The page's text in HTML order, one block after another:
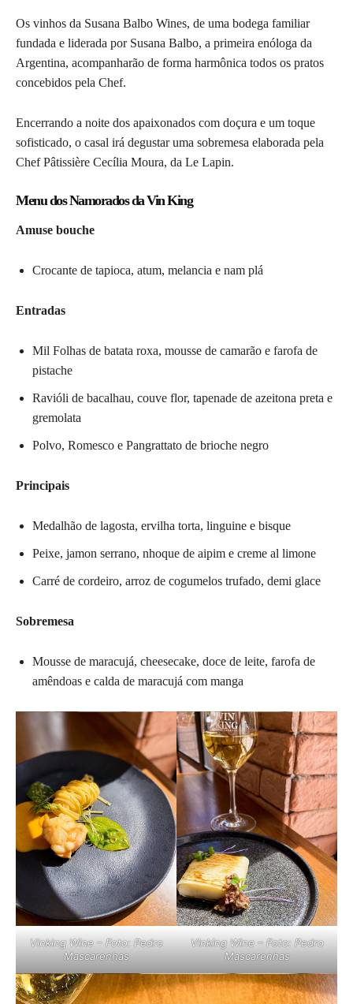
Os vinhos da Susana Balbo Wines, de uma bodega familiar
fundada e liderada por Susana Balbo, a primeira enóloga da
Argentina, acompanharão de forma harmônica todos os pratos
concebidos pela Chef.
Encerrando a noite dos apaixonados com doçura e um toque
sofisticado, o casal irá degustar uma sobremesa elaborada pela
Chef Pâtissière Cecília Moura, da Le Lapin.
Menu dos Namorados da Vin King
Amuse bouche
Crocante de tapioca, atum, melancia e nam plá
Entradas
Mil Folhas de batata roxa, mousse de camarão e farofa de
pistache
Ravióli de bacalhau, couve flor, tapenade de azeitona preta e
gremolata
Polvo, Romesco e Pangrattato de brioche negro
Principais
Medalhão de lagosta, ervilha torta, linguine e bisque
Peixe, jamon serrano, nhoque de aipim e creme al limone
Carré de cordeiro, arroz de cogumelos trufado, demi glace
Sobremesa
Mousse de maracujá, cheesecake, doce de leite, farofa de
amêndoas e calda de maracujá com manga
Vinking Wine – Foto: Pedro
Mascarenhas
Vinking Wine – Foto: Pedro
Mascarenhas